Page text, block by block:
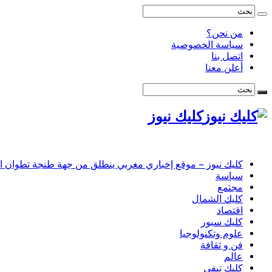
من نحن؟
سياسة الخصوصية
اتصل بنا
أعلن معنا
كليك نيوز
كليك نيوز – موقع إخباري مغربي ينطلق من جهة طنجة تطوان
سياسة
مجتمع
كليك الشمال
اقتصاد
كليك سبور
علوم وتكنولوجيا
فن و ثقافة
عالم
كليك تيفي